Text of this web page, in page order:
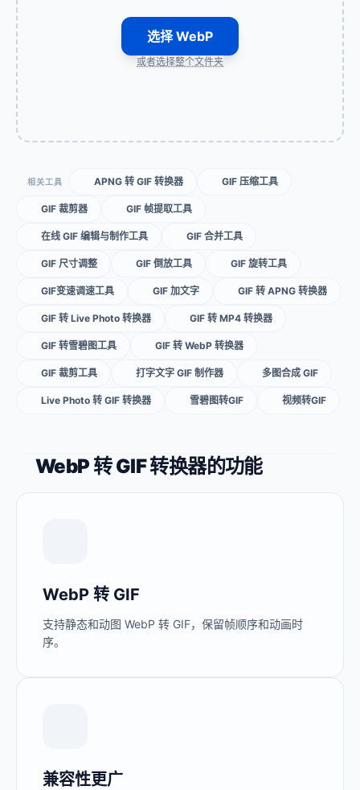
选择 WebP
或者选择整个文件夹
相关工具 APNG 转 GIF 转换器 GIF 压缩工具
GIF 裁剪器 GIF 帧提取工具
在线 GIF 编辑与制作工具 GIF 合并工具
GIF 尺寸调整 GIF 倒放工具 GIF 旋转工具
GIF变速调速工具 GIF 加文字 GIF 转 APNG 转换器
GIF 转 Live Photo 转换器 GIF 转 MP4 转换器
GIF 转雪碧图工具 GIF 转 WebP 转换器
GIF 裁剪工具 打字文字 GIF 制作器 多图合成 GIF
Live Photo 转 GIF 转换器 雪碧图转GIF 视频转GIF
WebP 转 GIF 转换器的功能
WebP 转 GIF
支持静态和动图 WebP 转 GIF，保留帧顺序和动画时
序。
兼容性更广